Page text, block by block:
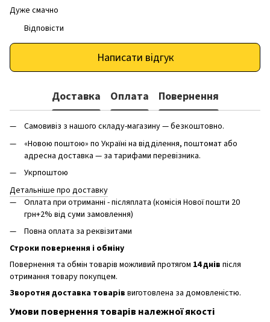
Дуже смачно
Відповісти
Написати відгук
Доставка Оплата Повернення
Самовивіз з нашого складу-магазину — безкоштовно.
«Новою поштою» по Україні на відділення, поштомат або
адресна доставка — за тарифами перевізника.
Укрпоштою
Детальніше про доставку
Оплата при отриманні - післяплата (комісія Нової пошти 20
грн+2% від суми замовлення)
Повна оплата за реквізитами
Строки повернення і обміну
Повернення та обмін товарів можливий протягом 14 днів після
отримання товару покупцем.
Зворотня доставка товарів виготовлена ​​за домовленістю.
Умови повернення товарів належної якості